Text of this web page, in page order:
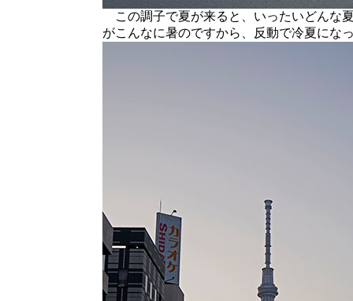
この調子で夏が来ると、いったいどんな
がこんなに暑のですから、反動で冷夏にな